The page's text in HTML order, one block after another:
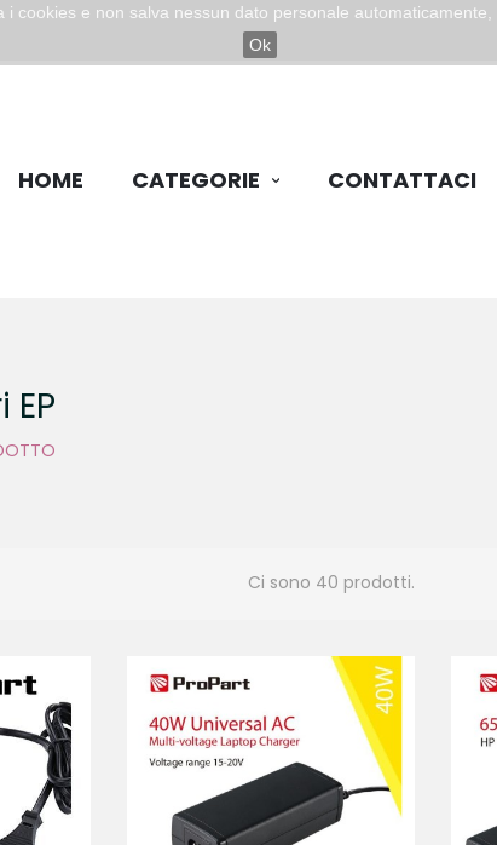
HOME CATEGORIE CONTATTACI
Ci sono 40 prodotti.
cookies e non salva nessun dato personale
Ok